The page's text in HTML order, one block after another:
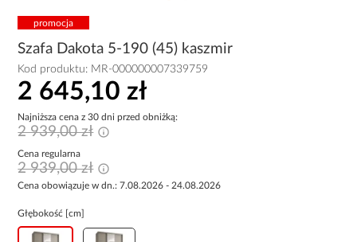
promocja
Szafa Dakota 5-190 (45) kaszmir
Kod produktu: MR-000000007339759
2 645,10 zł
Najniższa cena z 30 dni przed obniżką:
2 939,00 zł
Cena regularna
2 939,00 zł
Cena obowiązuje w dn.: 7.08.2026 - 24.08.2026
Głębokość [cm]